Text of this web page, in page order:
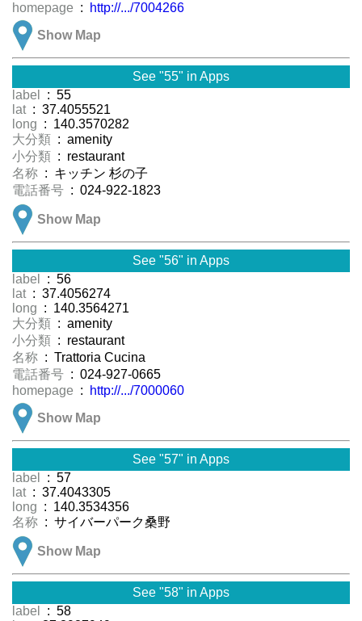
homepage :
http://.../7004266
Show Map
See "55" in Apps
label
: 55
lat : 37.4055521
long : 140.3570282
大分類 : amenity
小分類 : restaurant
名称 : キッチン 杉の子
電話番号 : 024-922-1823
Show Map
See "56" in Apps
label
: 56
lat : 37.4056274
long : 140.3564271
大分類 : amenity
小分類 : restaurant
名称 : Trattoria Cucina
電話番号 : 024-927-0665
homepage :
http://.../7000060
Show Map
See "57" in Apps
label
: 57
lat : 37.4043305
long : 140.3534356
名称 : サイバーパーク桑野
Show Map
See "58" in Apps
label
: 58